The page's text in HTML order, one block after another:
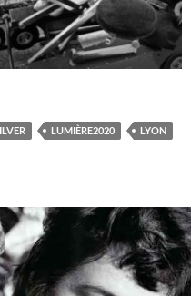
2020
LUMIÈRE2020
LYON